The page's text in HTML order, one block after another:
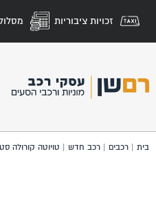
זכויות ציבוריות
בית רכבים רכב חדש טויוטה קורולה